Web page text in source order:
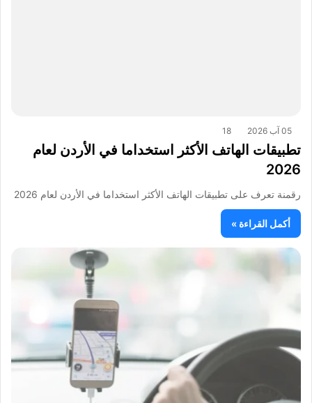
05 آب 2026 18
تطبيقات الهاتف الأكثر استخداما في الأردن لعام
2026
رقمنة تعرف على تطبيقات الهاتف الأكثر استخداما في الأردن لعام 2026
أكمل القراءة »